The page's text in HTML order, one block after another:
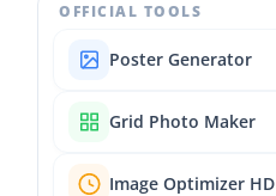
OFFICIAL TOOLS
Poster Generator
Grid Photo Maker
Image Optimizer HD